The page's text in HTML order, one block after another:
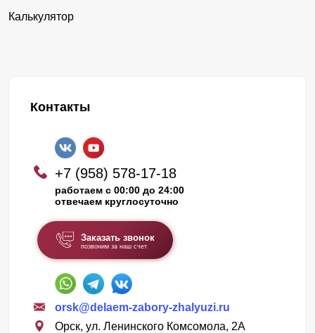
Калькулятор
Контакты
+7 (958) 578-17-18
работаем с 00:00 до 24:00
отвечаем круглосуточно
Заказать звонок
позвоним за наш счет
orsk@delaem-zabory-zhalyuzi.ru
Орск, ул. Ленинского Комсомола, 2А